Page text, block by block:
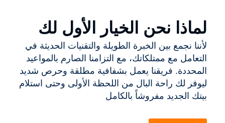
لماذا نحن الخيار الأول لك
لأننا نجمع بين الخبرة الطويلة والتقنيات الحديثة في
التعامل مع ممتلكاتك، مع التزامنا الصارم بالمواعيد
المحددة. فريقنا يعمل بشفافية مطلقة وحرص شديد
ليوفر لك راحة البال من اللحظة الأولى وحتى استلام
بيتك الجديد مفروشاً بالكامل